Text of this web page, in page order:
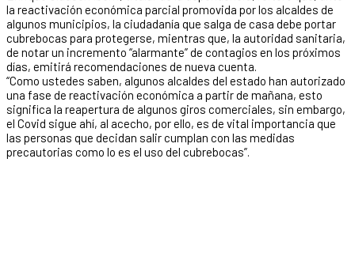
la reactivación económica parcial promovida por los alcaldes de
algunos municipios, la ciudadanía que salga de casa debe portar
cubrebocas para protegerse, mientras que, la autoridad sanitaria,
de notar un incremento “alarmante” de contagios en los próximos
días, emitirá recomendaciones de nueva cuenta.
“Como ustedes saben, algunos alcaldes del estado han autorizado
una fase de reactivación económica a partir de mañana, esto
significa la reapertura de algunos giros comerciales, sin embargo,
el Covid sigue ahí, al acecho, por ello, es de vital importancia que
las personas que decidan salir cumplan con las medidas
precautorias como lo es el uso del cubrebocas”.